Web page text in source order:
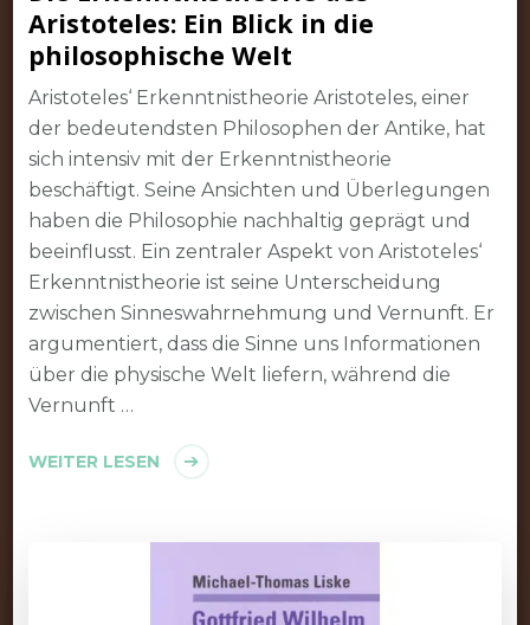
Aristoteles: Ein Blick in die
philosophische Welt
Aristoteles‘ Erkenntnistheorie Aristoteles, einer
der bedeutendsten Philosophen der Antike, hat
sich intensiv mit der Erkenntnistheorie
beschäftigt. Seine Ansichten und Überlegungen
haben die Philosophie nachhaltig geprägt und
beeinflusst. Ein zentraler Aspekt von Aristoteles‘
Erkenntnistheorie ist seine Unterscheidung
zwischen Sinneswahrnehmung und Vernunft. Er
argumentiert, dass die Sinne uns Informationen
über die physische Welt liefern, während die
Vernunft …
WEITER LESEN